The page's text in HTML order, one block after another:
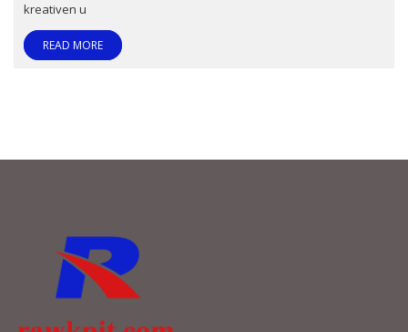
kreativen u
READ MORE